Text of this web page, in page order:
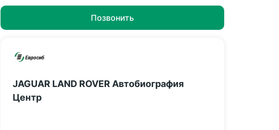
Позвонить
JAGUAR LAND ROVER Автобиография
Центр